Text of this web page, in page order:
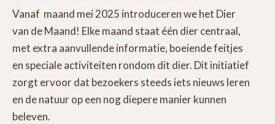
Vanaf maand mei 2025 introduceren we het Dier
van de Maand! Elke maand staat één dier centraal,
met extra aanvullende informatie, boeiende feitjes
en speciale activiteiten rondom dit dier. Dit initiatief
zorgt ervoor dat bezoekers steeds iets nieuws leren
en de natuur op een nog diepere manier kunnen
beleven.